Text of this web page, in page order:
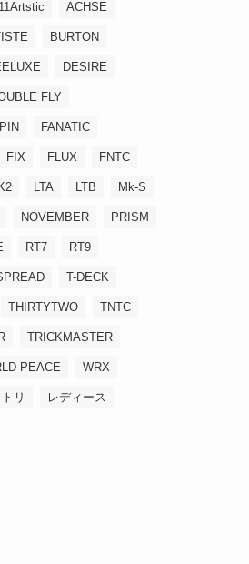
ACHSE
BURTON
DESIRE
FLY
FANATIC
FIX FLUX FNTC
LTA LTB Mk-S
NOVEMBER PRISM
RT7 RT9
T-DECK
THIRTYTWO TNTC
TRICKMASTER
PEACE WRX
リ レディース